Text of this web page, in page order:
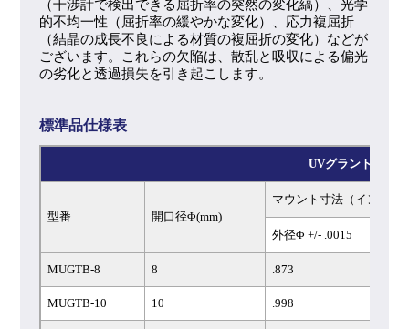
（干渉計で検出できる屈折率の突然の変化縞）、光学
的不均一性（屈折率の緩やかな変化）、応力複屈折
（結晶の成長不良による材質の複屈折の変化）などが
ございます。これらの欠陥は、散乱と吸収による偏光
の劣化と透過損失を引き起こします。
標準品仕様表
UVグラントムソン
型番 開口径Φ(mm)
マウント寸法（インチ）
外径Φ +/- .0015
MUGTB-8 8 .873
MUGTB-10 10 .998